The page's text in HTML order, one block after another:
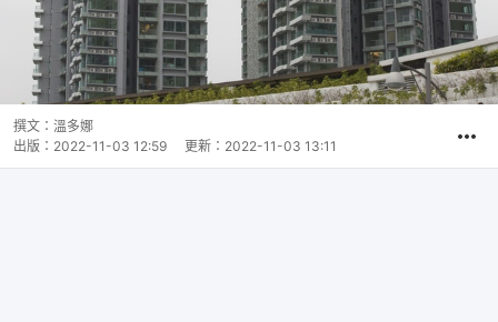
撰文： 溫多娜
出版： 2022-11-03 12:59 更新： 2022-11-03 13:11